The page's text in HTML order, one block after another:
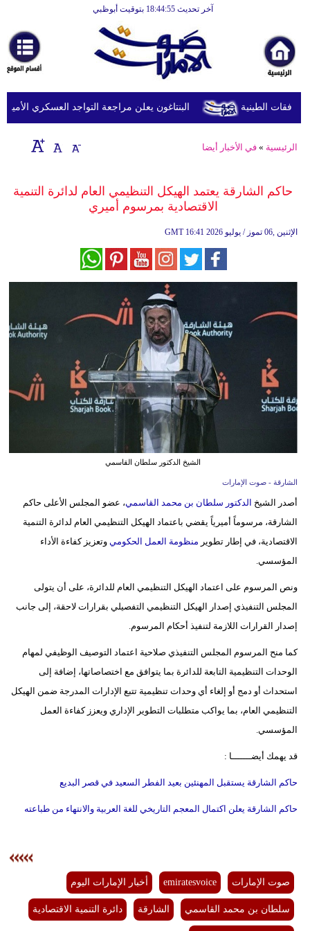
آخر تحديث 18:44:55 بتوقيت أبوظبي
أخبارعاجلة
رياضة
ثقافة
إقتصاد
وموسيقى
أخبار
أزياء
إسلامية
أبراج
فيديو
البنتاغون يعلن مراجعة التواجد العسكري الأميركي
الرئيسية »في الأخبار أيضا
حاكم الشارقة يعتمد الهيكل التنظيمي العام لدائرة التنمية
الاقتصادية بمرسوم أميري
GMT 16:41 2026 الإثنين ,06 تموز / يوليو
الشيخ الدكتور سلطان القاسمي
الشارقة - صوت الإمارات
أصدر الشيخ الدكتور سلطان بن محمد القاسمي، عضو المجلس الأعلى حاكم
الشارقة، مرسوماً أميرياً يقضي باعتماد الهيكل التنظيمي العام لدائرة التنمية
الاقتصادية، في إطار تطوير منظومة العمل الحكوميوتعزيز كفاءة الأداء
المؤسسي.
ونص المرسوم على اعتماد الهيكل التنظيمي العام للدائرة، على أن يتولى
المجلس التنفيذي إصدار الهيكل التنظيمي التفصيلي بقرارات لاحقة، إلى جانب
إصدار القرارات اللازمة لتنفيذ أحكام المرسوم.
كما منح المرسوم المجلس التنفيذي صلاحية اعتماد التوصيف الوظيفي لمهام
الوحدات التنظيمية التابعة للدائرة بما يتوافق مع اختصاصاتها، إضافة إلى
استحداث أو دمج أو إلغاء أي وحدات تنظيمية تتبع الإدارات المدرجة ضمن الهيكل
التنظيمي العام، بما يواكب متطلبات التطوير الإداري ويعزز كفاءة العمل
المؤسسي.
قد يهمك أيضـــــــا :
حاكم الشارقة يستقبل المهنئين بعيد الفطر السعيد في قصر البديع
حاكم الشارقة يعلن اكتمال المعجم التاريخي للغة العربية والانتهاء من طباعته
صوت الإمارات emiratesvoice أخبار الإمارات اليوم
سلطان بن محمد القاسمي الشارقة دائرة التنمية الاقتصادية